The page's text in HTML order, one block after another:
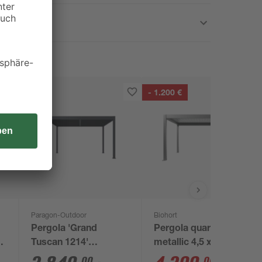
Paragon-Outdoor
Pergola 'Grand
Tuscan 1214'
Aluminium anthrazit
- 1.200 €
Biohort
Pergola quarzgrau
metallic 4,5 x 3 m